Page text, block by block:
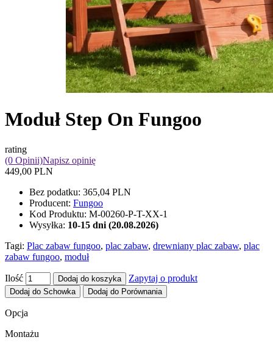
Moduł Step On Fungoo
rating
(0 Opinii)Napisz opinię
449,00 PLN
Bez podatku: 365,04 PLN
Producent: Fungoo
Kod Produktu: M-00260-P-T-XX-1
Wysyłka: 10-15 dni (20.08.2026)
Tagi: Plac zabaw fungoo, plac zabaw, drewniany plac zabaw, plac
zabaw fungoo, moduł
Ilość Dodaj do koszyka Zapytaj o produkt
Dodaj do Schowka Dodaj do Porównania
Opcja
Montażu